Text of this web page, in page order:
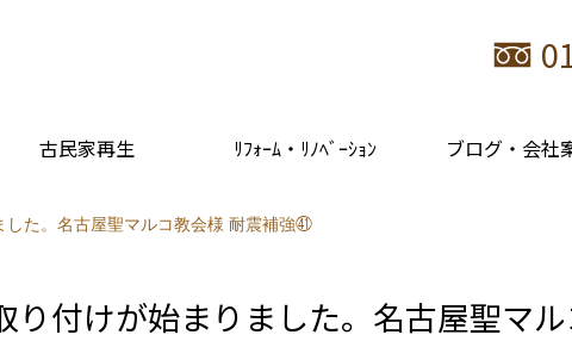
古民家再生 ﾘﾌｫｰﾑ・ﾘﾉﾍﾞｰｼｮﾝ ブログ・会社
た。名古屋聖マルコ教会様 耐震補強㊶
付けが始まりました。名古屋聖マ